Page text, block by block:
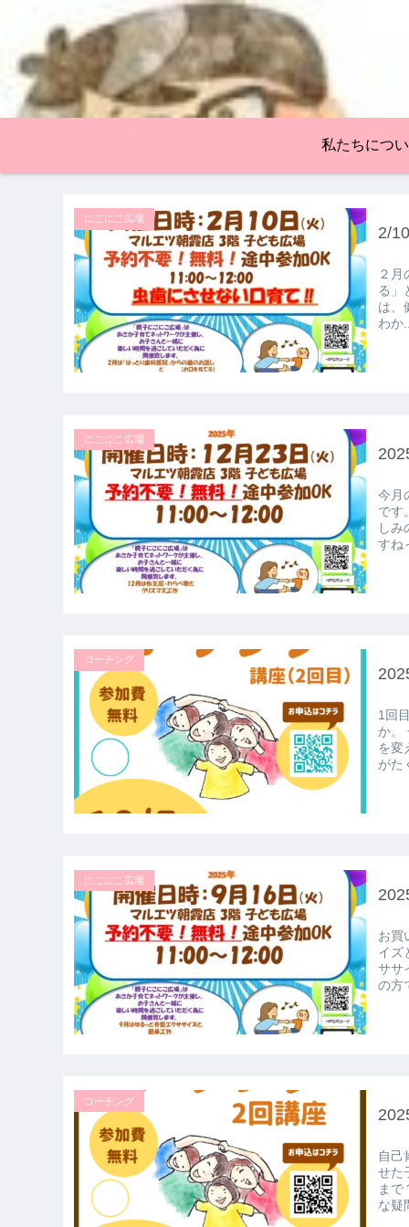
私たちにつ
にこにこ広場
2/
２月
る」
は、
わか
にこにこ広場
今月
です
しみ
すね
コーチング
1回
か。
を変
がた
にこにこ広場
お買
イズ
ササ
の方
コーチング
自己
せた
まで
な疑